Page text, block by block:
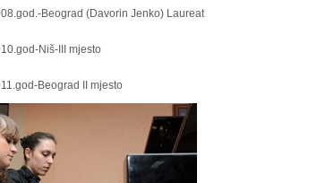
Beograd (Davorin Jenko) Laureat
Niš-III mjesto
Beograd II mjesto